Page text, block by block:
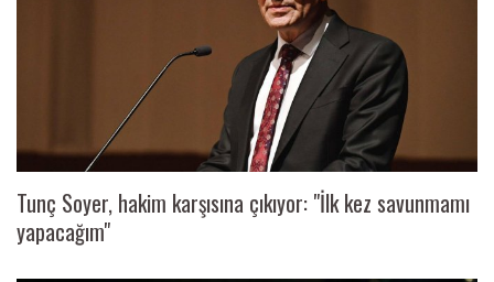
Tunç Soyer, hakim karşısına çıkıyor: "İlk kez savunmamı
yapacağım"